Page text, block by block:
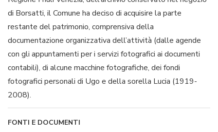
di Borsatti, il Comune ha deciso di acquisire la parte
restante del patrimonio, comprensiva della
documentazione organizzativa dell’attività (dalle agende
con gli appuntamenti per i servizi fotografici ai documenti
contabili), di alcune macchine fotografiche, dei fondi
fotografici personali di Ugo e della sorella Lucia (1919-
2008).
FONTI E DOCUMENTI